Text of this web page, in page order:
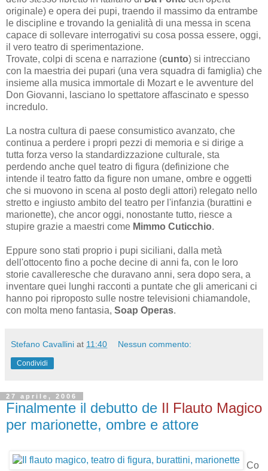
originale) e opera dei pupi, traendo il massimo da entrambe
le discipline e trovando la genialità di una messa in scena
capace di sollevare interrogativi su cosa possa essere, oggi,
il vero teatro di sperimentazione.
Trovate, colpi di scena e narrazione (cunto) si intrecciano
con la maestria dei pupari (una vera squadra di famiglia) che
insieme alla musica immortale di Mozart e le avventure del
Don Giovanni, lasciano lo spettatore affascinato e spesso
incredulo.
La nostra cultura di paese consumistico avanzato, che
continua a perdere i propri pezzi di memoria e si dirige a
tutta forza verso la standardizzazione culturale, sta
perdendo anche quel teatro di figura (definizione che
intende il teatro fatto da figure non umane, ombre e oggetti
che si muovono in scena al posto degli attori) relegato nello
stretto e ingiusto ambito del teatro per l'infanzia (burattini e
marionette), che ancor oggi, nonostante tutto, riesce a
stupire grazie a maestri come Mimmo Cuticchio.
Eppure sono stati proprio i pupi siciliani, dalla metà
dell'ottocento fino a poche decine di anni fa, con le loro
storie cavalleresche che duravano anni, sera dopo sera, a
inventare quei lunghi racconti a puntate che gli americani ci
hanno poi riproposto sulle nostre televisioni chiamandole,
con molta meno fantasia, Soap Operas.
Stefano Cavallini at 11:40 Nessun commento:
Condividi
27 aprile, 2006
Finalmente il debutto de Il Flauto Magico
per marionette, ombre e attore
Co